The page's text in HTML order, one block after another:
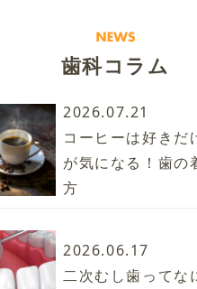
歯科コラム
2026.07.21
コーヒーは好きだ
が気になる！歯の
方
2026.06.17
二次むし歯ってな